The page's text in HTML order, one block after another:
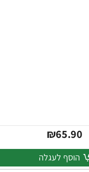
₪65.90
הוסף לעגלה